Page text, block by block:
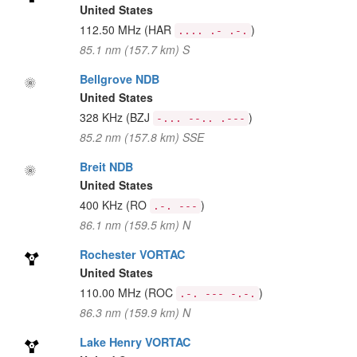
United States
112.50 MHz (HAR .... .- .-. )
85.1 nm (157.7 km) S
Bellgrove NDB
United States
328 KHz (BZJ -... --.. .--- )
85.2 nm (157.8 km) SSE
Breit NDB
United States
400 KHz (RO .-. --- )
86.1 nm (159.5 km) N
Rochester VORTAC
United States
110.00 MHz (ROC .-. --- -.-. )
86.3 nm (159.9 km) N
Lake Henry VORTAC